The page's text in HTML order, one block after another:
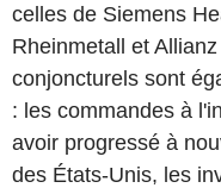
celles de Siemens
Rheinmetall et
conjoncturels sont
: les commandes à
avoir progressé à
des États-Unis, les